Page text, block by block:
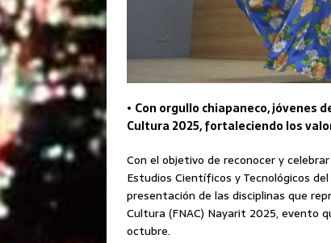
• Con orgullo chiapaneco, jóvenes
Cultura 2025, fortaleciendo los
Con el objetivo de reconocer y
Estudios Científicos y Tecnológicos
presentación de las disciplinas que
Cultura (FNAC) Nayarit 2025, evento
octubre.